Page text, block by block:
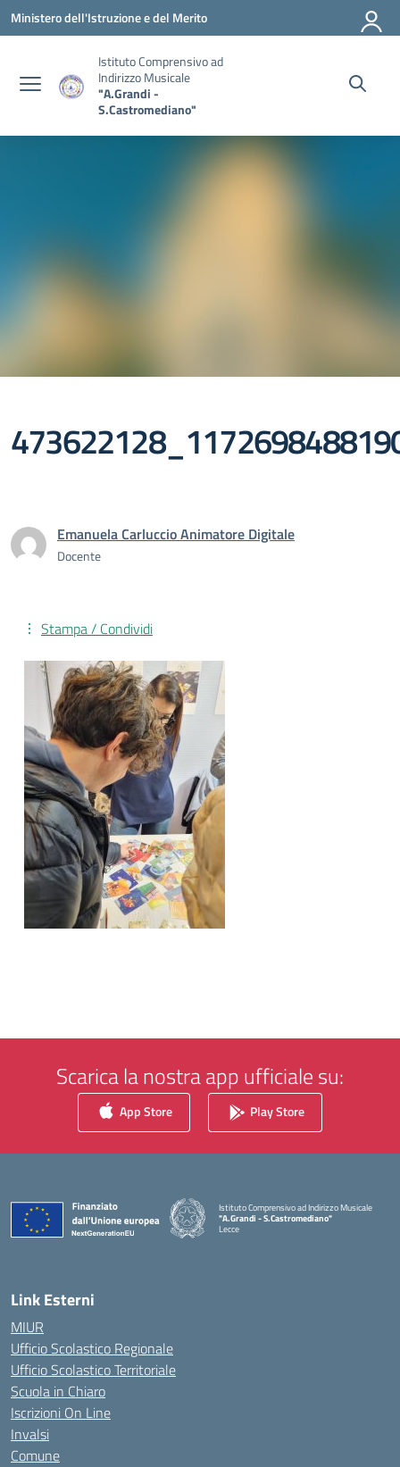
Vai ai contenuti
Vai al menu di navigazione
Vai al footer
Ministero dell'Istruzione e del Merito
Istituto Comprensivo ad
Indirizzo Musicale
"A.Grandi -
S.Castromediano"
Emanuela Carluccio Animatore Digitale
Docente
Stampa / Condividi
Scarica la nostra app ufficiale su:
App Store Play Store
Istituto Comprensivo ad Indirizzo Musicale
"A.Grandi - S.Castromediano"
Lecce
Link Esterni
MIUR
Ufficio Scolastico Regionale
Ufficio Scolastico Territoriale
Scuola in Chiaro
Iscrizioni On Line
Invalsi
Comune